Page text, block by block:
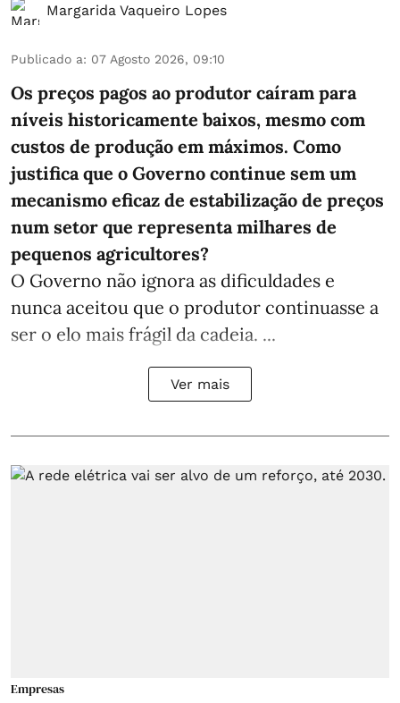
Margarida Vaqueiro Lopes
Publicado a: 07 Agosto 2026, 09:10
Os preços pagos ao produtor caíram para
níveis historicamente baixos, mesmo com
custos de produção em máximos. Como
justifica que o Governo continue sem um
mecanismo eficaz de estabilização de preços
num setor que representa milhares de
pequenos agricultores?
O Governo não ignora as dificuldades e
nunca aceitou que o produtor continuasse a
ser o elo mais frágil da cadeia. ...
Ver mais
Empresas